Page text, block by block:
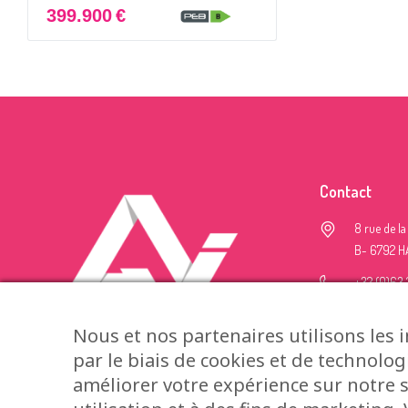
399.900€
Contact
8 rue de
B- 6792
+32 (0)63
Nous et nos partenaires utilisons les
par le biais de cookies et de
améliorer votre expérience sur notre